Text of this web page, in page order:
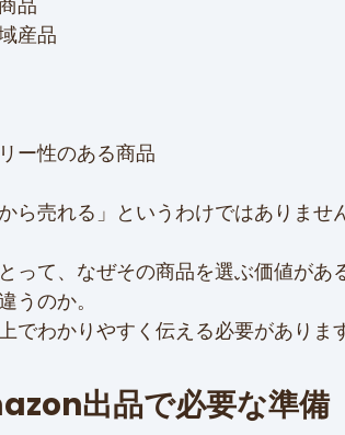
産品
ー性のある商品
ら売れる」というわけではありません
って、なぜその商品を選ぶ価値があ
うのか。
でわかりやすく伝える必要があります
出品で必要な準備